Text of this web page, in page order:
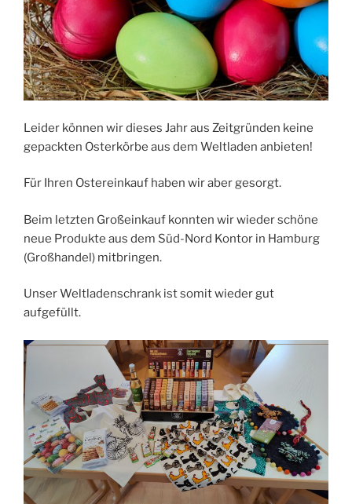
Leider können wir dieses Jahr aus Zeitgründen keine
gepackten Osterkörbe aus dem Weltladen anbieten!
Für Ihren Ostereinkauf haben wir aber gesorgt.
Beim letzten Großeinkauf konnten wir wieder schöne
neue Produkte aus dem Süd-Nord Kontor in Hamburg
(Großhandel) mitbringen.
Unser Weltladenschrank ist somit wieder gut
aufgefüllt.